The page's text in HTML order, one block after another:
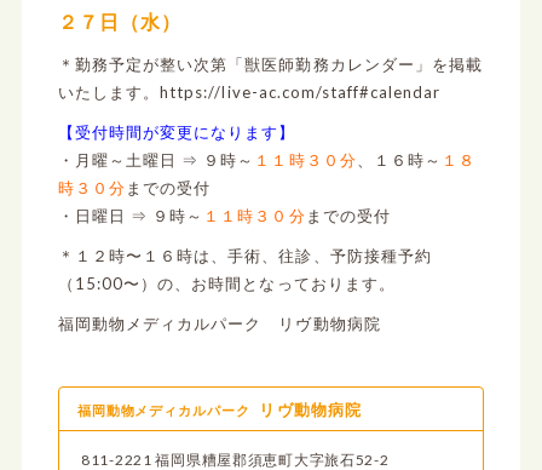
２７日（水）
＊勤務予定が整い次第「獣医師勤務カレンダー」を掲載
いたします。https://live-ac.com/staff#calendar
【受付時間が変更になります】
・月曜～土曜日 ⇒ ９時～ １１時３０分 、１６時～ １８
時３０分 までの受付
・日曜日 ⇒ ９時～ １１時３０分 までの受付
＊１２時〜１６時は、手術、往診、予防接種予約
（15:00〜）の、お時間となっております。
福岡動物メディカルパーク リヴ動物病院
福岡動物メディカルパーク リヴ動物病院
811-2221 福岡県糟屋郡須恵町大字旅石52-2